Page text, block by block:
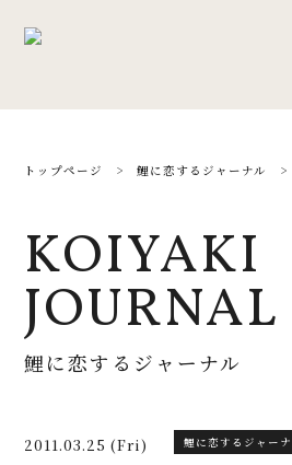
トップページ >鯉に恋するジャーナル
KOIYAKI
JOURNAL
鯉に恋するジャーナル
2011.03.25 (Fri) 鯉に恋するジャー